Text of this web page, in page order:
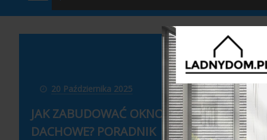
20 Października 2025
JAK ZABUDOWAĆ OKNO
DACHOWE? PORADNIK
24
NOWE